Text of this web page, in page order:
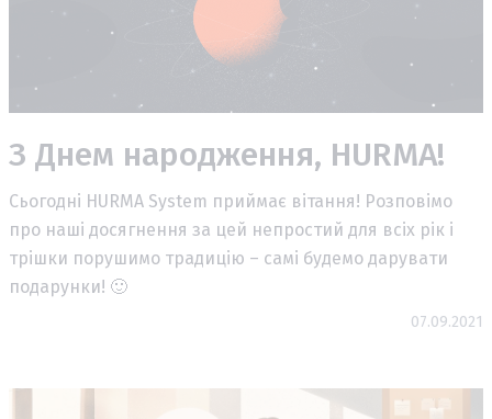
З Днем народження, HURMA!
Сьогодні HURMA System приймає вітання! Розповімо
про наші досягнення за цей непростий для всіх рік і
трішки порушимо традицію – самі будемо дарувати
подарунки! 🙂
07.09.2021